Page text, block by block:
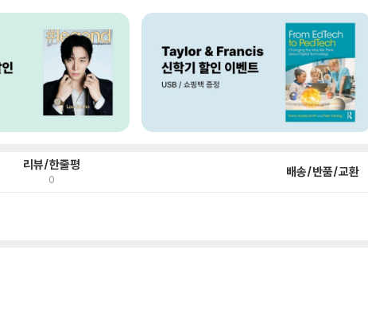
리뷰/한줄평
0 배송/반품/교환